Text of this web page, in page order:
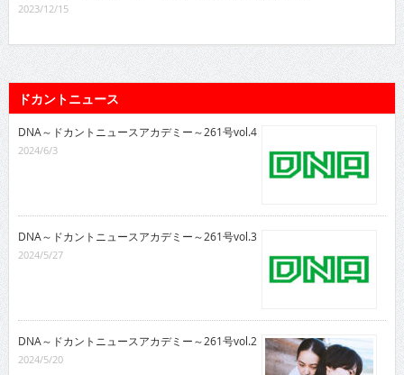
2023/12/15
ドカントニュース
DNA～ドカントニュースアカデミー～261号vol.4
2024/6/3
DNA～ドカントニュースアカデミー～261号vol.3
2024/5/27
DNA～ドカントニュースアカデミー～261号vol.2
2024/5/20